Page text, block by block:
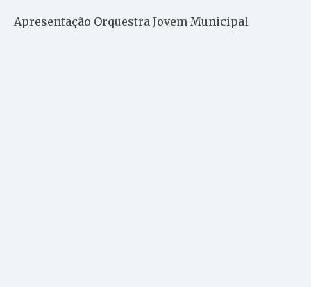
Apresentação Orquestra Jovem Municipal​